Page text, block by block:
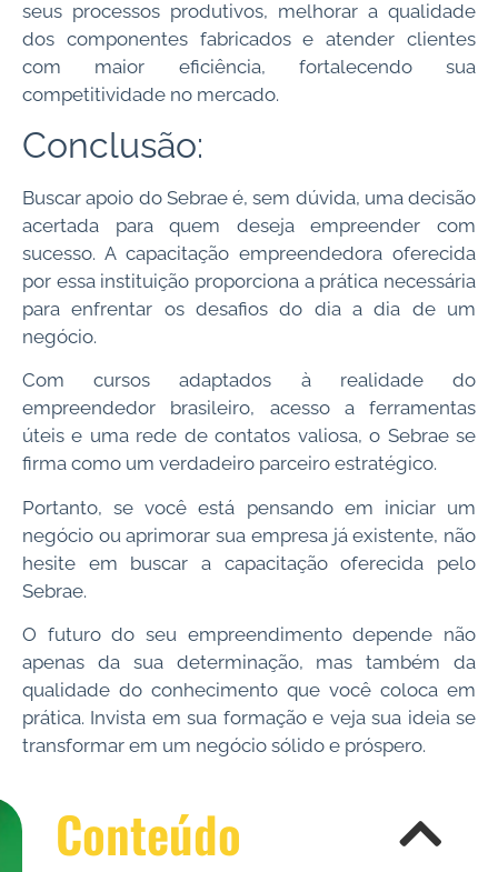
seus processos produtivos, melhorar a qualidade
dos componentes fabricados e atender clientes
com maior eficiência, fortalecendo sua
competitividade no mercado.
Conclusão:
Buscar apoio do Sebrae é, sem dúvida, uma decisão
acertada para quem deseja empreender com
sucesso. A capacitação empreendedora oferecida
por essa instituição proporciona a prática necessária
para enfrentar os desafios do dia a dia de um
negócio.
Com cursos adaptados à realidade do
empreendedor brasileiro, acesso a ferramentas
úteis e uma rede de contatos valiosa, o Sebrae se
firma como um verdadeiro parceiro estratégico.
Portanto, se você está pensando em iniciar um
negócio ou aprimorar sua empresa já existente, não
hesite em buscar a capacitação oferecida pelo
Sebrae.
O futuro do seu empreendimento depende não
apenas da sua determinação, mas também da
qualidade do conhecimento que você coloca em
prática. Invista em sua formação e veja sua ideia se
transformar em um negócio sólido e próspero.
Conteúdo